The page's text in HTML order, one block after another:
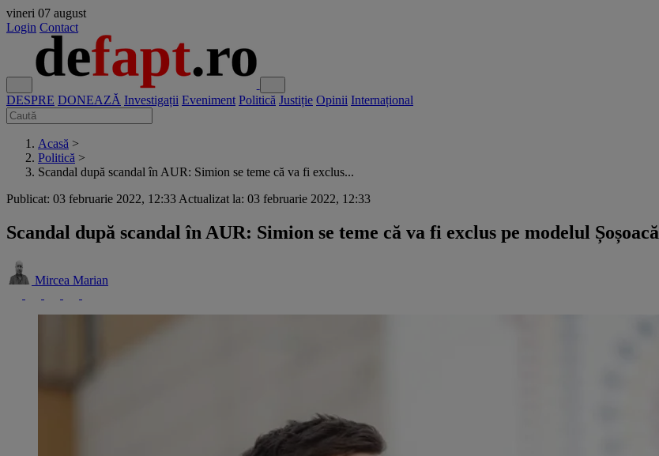
vineri 07 august
Login Contact
DESPRE DONEAZĂ Investigații Eveniment Politică Justiție Opinii Internațional
Acasă >
Politică >
Scandal după scandal în AUR: Simion se teme că va fi exclus...
Publicat: 03 februarie 2022, 12:33 Actualizat la: 03 februarie 2022, 12:33
Scandal după scandal în AUR: Simion se teme că va fi exclus pe modelul Șoșoacă
Mircea Marian